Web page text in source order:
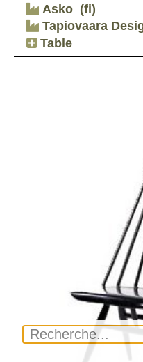
Asko (fi)
Tapiovaara
Table